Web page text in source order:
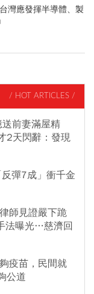
灣應發揮半導體、製
/ HOT ARTICLES /
前妻滿屋精
2天閃辭：發現
彈7成」衝千金
師見證嚴下跪
法曝光…慈濟回
疫苗，民間就
公道